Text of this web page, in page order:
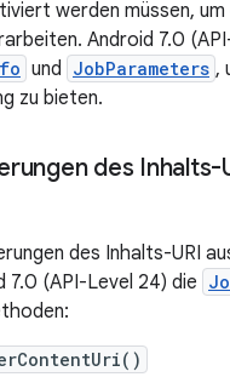
werden müssen, um
Android 7.0
und JobParameters ,
zu bieten.
des Inhalts-
des Inhalts-URI
(API-Level 24) die